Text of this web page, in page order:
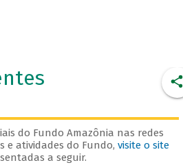
do Fundo Amazônia nas redes
e atividades do Fundo, visite o site
a seguir.